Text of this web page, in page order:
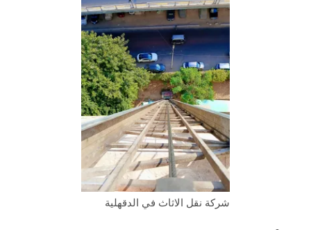
شركة نقل الاثاث في الدقهلية